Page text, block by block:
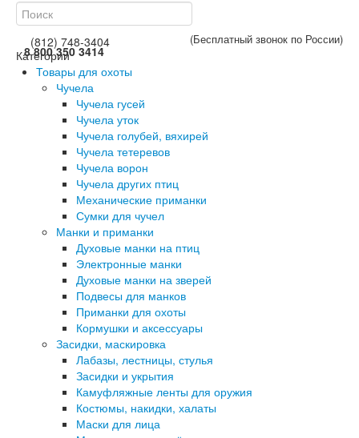
(812) 748-3404
8 800 350 3414
(Бесплатный звонок по России)
Категории
Товары для охоты
Чучела
Чучела гусей
Чучела уток
Чучела голубей, вяхирей
Чучела тетеревов
Чучела ворон
Чучела других птиц
Механические приманки
Сумки для чучел
Манки и приманки
Духовые манки на птиц
Электронные манки
Духовые манки на зверей
Подвесы для манков
Приманки для охоты
Кормушки и аксессуары
Засидки, маскировка
Лабазы, лестницы, стулья
Засидки и укрытия
Камуфляжные ленты для оружия
Костюмы, накидки, халаты
Маски для лица